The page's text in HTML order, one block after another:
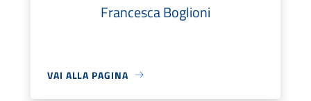
Francesca Boglioni
VAI ALLA PAGINA